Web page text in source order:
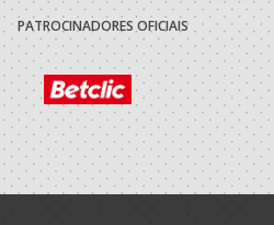
PATROCINADORES OFICIAIS